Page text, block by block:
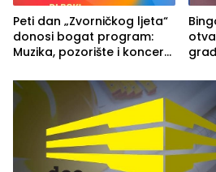
Peti dan „Zvorničkog ljeta“
donosi bogat program:
Muzika, pozorište i koncert